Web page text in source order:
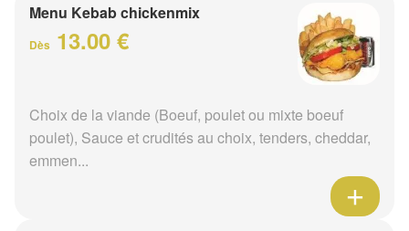
Menu Kebab chickenmix
Dès 13.00 €
Choix de la viande (Boeuf, poulet ou mixte boeuf
poulet), Sauce et crudités au choix, tenders, cheddar,
emmen...